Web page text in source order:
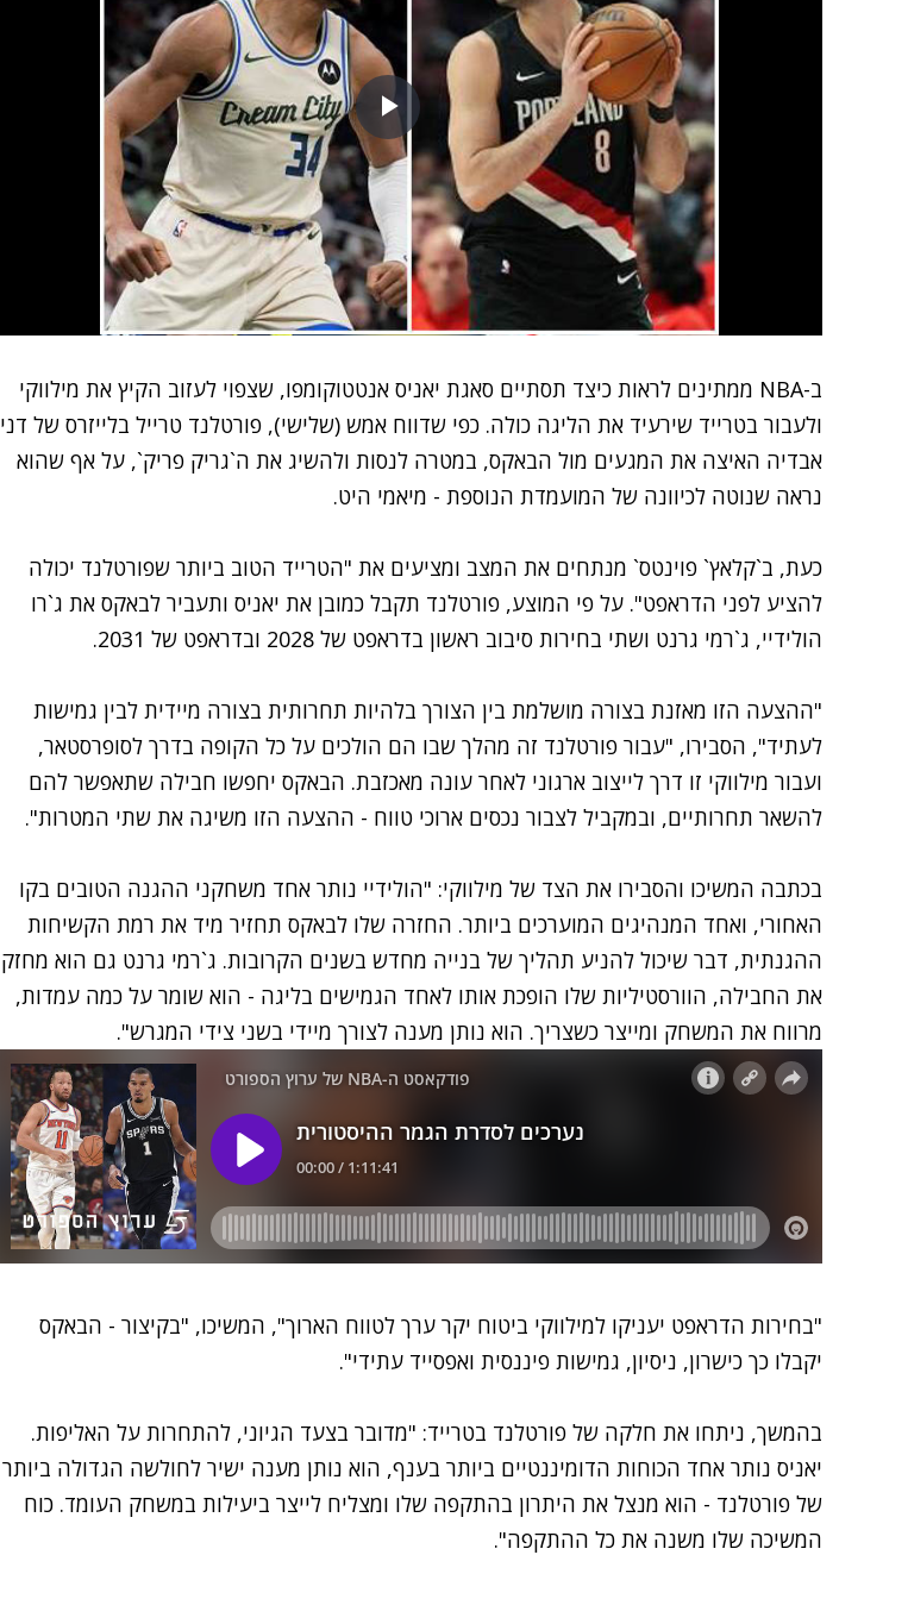
ב-NBA ממתינים לראות כיצד תסתיים סאגת יאניס אנטטוקומפו, שצפוי לעזוב הקיץ את מילווקי
ולעבור בטרייד שירעיד את הליגה כולה. כפי שדווח אמש (שלישי), פורטלנד טרייל בלייזרס של דני
אבדיה האיצה את המגעים מול הבאקס, במטרה לנסות ולהשיג את ה`גריק פריק`, על אף שהוא
נראה שנוטה לכיוונה של המועמדת הנוספת - מיאמי היט.
כעת, ב`קלאץ` פוינטס` מנתחים את המצב ומציעים את "הטרייד הטוב ביותר שפורטלנד יכולה
להציע לפני הדראפט". על פי המוצע, פורטלנד תקבל כמובן את יאניס ותעביר לבאקס את ג`רו
הולידיי, ג`רמי גרנט ושתי בחירות סיבוב ראשון בדראפט של 2028 ובדראפט של 2031.
"ההצעה הזו מאזנת בצורה מושלמת בין הצורך בלהיות תחרותית בצורה מיידית לבין גמישות
לעתיד", הסבירו, "עבור פורטלנד זה מהלך שבו הם הולכים על כל הקופה בדרך לסופרסטאר,
ועבור מילווקי זו דרך לייצוב ארגוני לאחר עונה מאכזבת. הבאקס יחפשו חבילה שתאפשר להם
להשאר תחרותיים, ובמקביל לצבור נכסים ארוכי טווח - ההצעה הזו משיגה את שתי המטרות".
בכתבה המשיכו והסבירו את הצד של מילווקי: "הולידיי נותר אחד משחקני ההגנה הטובים בקו
האחורי, ואחד המנהיגים המוערכים ביותר. החזרה שלו לבאקס תחזיר מיד את רמת הקשיחות
ההגנתית, דבר שיכול להניע תהליך של בנייה מחדש בשנים הקרובות. ג`רמי גרנט גם הוא מחזק
את החבילה, הוורסטיליות שלו הופכת אותו לאחד הגמישים בליגה - הוא שומר על כמה עמדות,
מרווח את המשחק ומייצר כשצריך. הוא נותן מענה לצורך מיידי בשני צידי המגרש".
"בחירות הדראפט יעניקו למילווקי ביטוח יקר ערך לטווח הארוך", המשיכו, "בקיצור - הבאקס
יקבלו כך כישרון, ניסיון, גמישות פיננסית ואפסייד עתידי".
בהמשך, ניתחו את חלקה של פורטלנד בטרייד: "מדובר בצעד הגיוני, להתחרות על האליפות.
יאניס נותר אחד הכוחות הדומיננטיים ביותר בענף, הוא נותן מענה ישיר לחולשה הגדולה ביותר
של פורטלנד - הוא מנצל את היתרון בהתקפה שלו ומצליח לייצר ביעילות במשחק העומד. כוח
המשיכה שלו משנה את כל ההתקפה".